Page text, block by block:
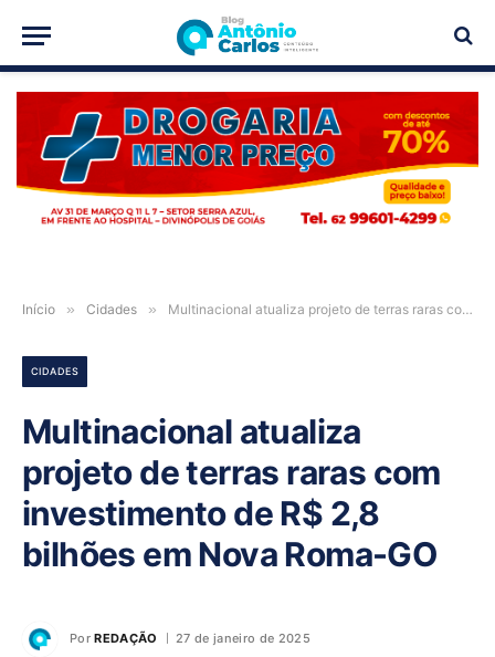
PUBLICIDADE
Início » Cidades » Multinacional atualiza projeto de terras raras com investimento de R$ 2,8 bilhões em Nova Roma-GO
CIDADES
Multinacional atualiza
projeto de terras raras com
investimento de R$ 2,8
bilhões em Nova Roma-GO
Por REDAÇÃO 27 de janeiro de 2025